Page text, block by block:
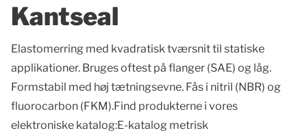
Kantseal
Elastomerring med kvadratisk tværsnit til statiske
applikationer. Bruges oftest på flanger (SAE) og låg.
Formstabil med høj tætningsevne. Fås i nitril (NBR) og
fluorocarbon (FKM).Find produkterne i vores
elektroniske katalog:E-katalog metrisk